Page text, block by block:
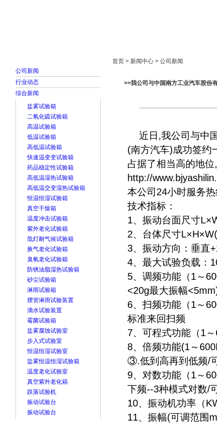
公司新闻
行业动态
综合新闻
盐雾试验箱
二氧化硫试验箱
高温试验箱
低温试验箱
高低温试验箱
快速温变变试验箱
药品稳定性试验箱
高低温湿热试验箱
高低温交变湿热试验箱
恒温恒湿试验箱
真空干燥箱
温度冲击试验箱
紫外老化试验箱
氙灯耐气候试验箱
换气老化试验箱
臭氧老化试验箱
防锈油脂湿热试验箱
砂尘试验箱
淋雨试验箱
摆管淋雨试验装置
滴水试验装置
霉菌试验箱
盐雾腐蚀试验室
步入式试验室
恒温恒湿试验室
盐雾恒温恒湿试验箱
温度老化试验室
真空紫外老化箱
跌落试验机
振动试验台
振动试验台
首页 > 新闻中心 > 公司新闻
>>我公司与中国南方工业汽车股份
近日,我公司与中
(南方汽车)成功签约
占据了相当高的地
http://
本公司24小时服务
技术指标：
1、振动台面尺寸
2、台体尺寸
3、振动方向：垂
4、最大试验负载
5、调频功能（1～
<20g最大振幅
6、扫频功能（1～
标准来回扫频
7、可程式功能（1
8、倍频功能(1～
③.低到高再到低频
9、对数功能（1～
下频--3种模式对数/
10、振动机功率（
11、振幅(可调范围